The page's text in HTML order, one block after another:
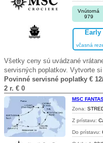
Vnútorná
979
včasná
Všetky ceny sú uvádzané
servisných poplatkov. Vytvorte
Povinné servisné poplatky €
2 r. € 0
MSC
Zona:
Z prístavu:
Do prístavu: